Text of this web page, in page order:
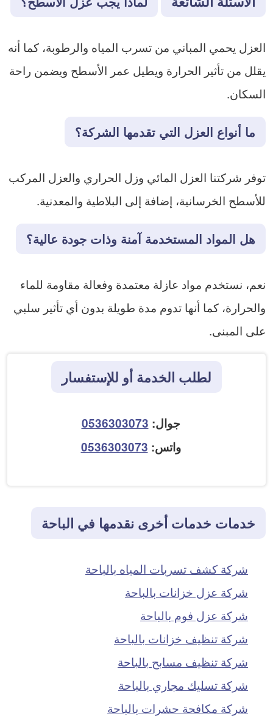
العزل يحمي المباني من تسرب المياه والرطوبة، كما أنه
يقلل من تأثير الحرارة ويطيل عمر الأسطح ويضمن راحة
السكان.
ما أنواع العزل التي تقدمها الشركة؟
توفر شركتنا العزل المائي وزل الحراري والعزل المركب
للأسطح الخرسانية، إضافة إلى البلاطية والمعدنية.
هل المواد المستخدمة آمنة وذات جودة عالية؟
نعم، نستخدم مواد عازلة معتمدة وفعالة مقاومة للماء
والحرارة، كما أنها تدوم مدة طويلة بدون أي تأثير سلبي
على المبنى.
لطلب الخدمة أو للإستفسار
جوال: 0536303073
واتس: 0536303073
خدمات خدمات أخرى نقدمها في الباحة
شركة كشف تسربات المياه بالباحة
شركة عزل خزانات بالباحة
شركة عزل فوم بالباحة
شركة تنظيف خزانات بالباحة
شركة تنظيف مسابح بالباحة
شركة تسليك مجاري بالباحة
شركة مكافحة حشرات بالباحة